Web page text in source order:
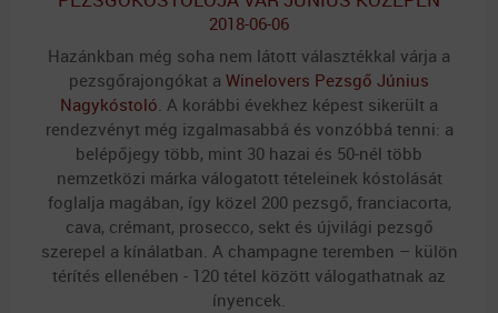
2018-06-06
Hazánkban még soha nem látott választékkal várja a
pezsgőrajongókat a Winelovers Pezsgő Június
Nagykóstoló. A korábbi évekhez képest sikerült a
rendezvényt még izgalmasabbá és vonzóbbá tenni: a
belépőjegy több, mint 30 hazai és 50-nél több
nemzetközi márka válogatott tételeinek kóstolását
foglalja magában, így közel 200 pezsgő, franciacorta,
cava, crémant, prosecco, sekt és újvilági pezsgő
szerepel a kínálatban. A champagne teremben – külön
térítés ellenében - 120 tétel között válogathatnak az
ínyencek.